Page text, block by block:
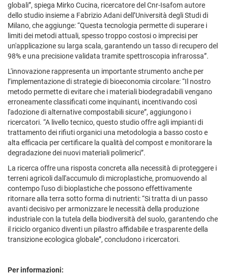
globali”, spiega Mirko Cucina, ricercatore del Cnr-Isafom autore
dello studio insieme a Fabrizio Adani dell’Università degli Studi di
Milano, che aggiunge: “Questa tecnologia permette di superare i
limiti dei metodi attuali, spesso troppo costosi o imprecisi per
un'applicazione su larga scala, garantendo un tasso di recupero del
98% e una precisione validata tramite spettroscopia infrarossa”.
L'innovazione rappresenta un importante strumento anche per
l’implementazione di strategie di bioeconomia circolare: “Il nostro
metodo permette di evitare che i materiali biodegradabili vengano
erroneamente classificati come inquinanti, incentivando così
l'adozione di alternative compostabili sicure”, aggiungono i
ricercatori. “A livello tecnico, questo studio offre agli impianti di
trattamento dei rifiuti organici una metodologia a basso costo e
alta efficacia per certificare la qualità del compost e monitorare la
degradazione dei nuovi materiali polimerici”.
La ricerca offre una risposta concreta alla necessità di proteggere i
terreni agricoli dall'accumulo di microplastiche, promuovendo al
contempo l'uso di bioplastiche che possono effettivamente
ritornare alla terra sotto forma di nutrienti: “Si tratta di un passo
avanti decisivo per armonizzare le necessità della produzione
industriale con la tutela della biodiversità del suolo, garantendo che
il riciclo organico diventi un pilastro affidabile e trasparente della
transizione ecologica globale”, concludono i ricercatori.
Per informazioni: